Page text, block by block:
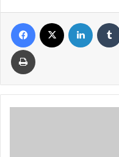
Facebook LinkedIn
Yazdır